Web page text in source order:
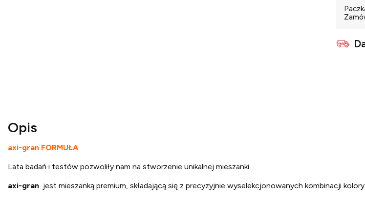
Opis
axi-gran FORMUŁA
Lata badań i testów pozwoliły nam na stworzenie unikalnej mieszanki.
axi-gran jest mieszanką premium, składającą się z precyzyjnie wyselekcjonowanych kombinacji